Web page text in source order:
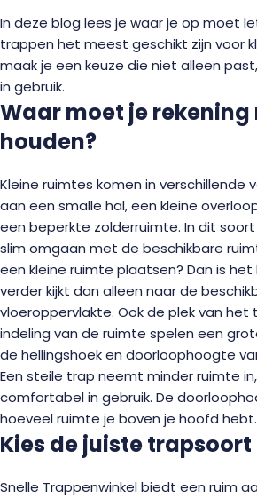
In deze blog lees je waar je op moet
trappen het meest geschikt zijn voor
maak je een keuze die niet alleen
in gebruik.
Waar moet je rekening
houden?
Kleine ruimtes komen in verschillende
aan een smalle hal, een kleine
een beperkte zolderruimte. In dit
slim omgaan met de beschikbare
een kleine ruimte plaatsen? Dan is
verder kijkt dan alleen naar de
vloeroppervlakte. Ook de plek van
indeling van de ruimte spelen een
de hellingshoek en doorloophoogte
Een steile trap neemt minder ruimte
comfortabel in gebruik. De
hoeveel ruimte je boven je hoofd hebt.
Kies de juiste trapsoort
Snelle Trappenwinkel biedt een ruim